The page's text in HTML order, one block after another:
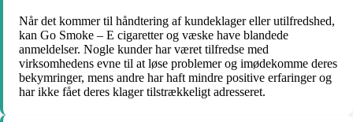
Når det kommer til håndtering af kundeklager eller utilfredshed,
kan Go Smoke – E cigaretter og væske have blandede
anmeldelser. Nogle kunder har været tilfredse med
virksomhedens evne til at løse problemer og imødekomme deres
bekymringer, mens andre har haft mindre positive erfaringer og
har ikke fået deres klager tilstrækkeligt adresseret.